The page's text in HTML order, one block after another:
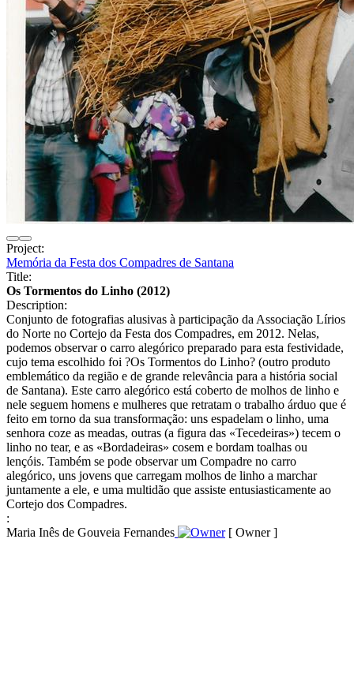
Project:
Memória da Festa dos Compadres de Santana
Title:
Os Tormentos do Linho (2012)
Description:
Conjunto de fotografias alusivas à participação da Associação Lírios
do Norte no Cortejo da Festa dos Compadres, em 2012. Nelas,
podemos observar o carro alegórico preparado para esta festividade,
cujo tema escolhido foi ?Os Tormentos do Linho? (outro produto
emblemático da região e de grande relevância para a história social
de Santana). Este carro alegórico está coberto de molhos de linho e
nele seguem homens e mulheres que retratam o trabalho árduo que é
feito em torno da sua transformação: uns espadelam o linho, uma
senhora coze as meadas, outras (a figura das «Tecedeiras») tecem o
linho no tear, e as «Bordadeiras» cosem e bordam toalhas ou
lençóis. Também se pode observar um Compadre no carro
alegórico, uns jovens que carregam molhos de linho a marchar
juntamente a ele, e uma multidão que assiste entusiasticamente ao
Cortejo dos Compadres.
:
Maria Inês de Gouveia Fernandes
[ Owner ]